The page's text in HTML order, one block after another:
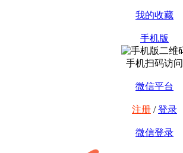
我的收藏
手机版
手机扫码访问
微信平台
注册 /登录
微信登录